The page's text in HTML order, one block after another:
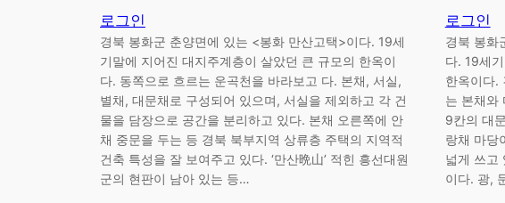
로그인
경북 봉화군 춘양면에 있는 <봉화 만산고택>이다. 19세
기말에 지어진 대지주계층이 살았던 큰 규모의 한옥이
다. 동쪽으로 흐르는 운곡천을 바라보고 다. 본채, 서실,
별채, 대문채로 구성되어 있으며, 서실을 제외하고 각 건
물을 담장으로 공간을 분리하고 있다. 본채 오른쪽에 안
채 중문을 두는 등 경북 북부지역 상류층 주택의 지역적
건축 특성을 잘 보여주고 있다. ‘만산晩山’ 적힌 흥선대원
군의 현판이 남아 있는 등…
로그인
경북 봉화
다. 19세
한옥이다.
는 본채와
9칸의 대
랑채 마당
넓게 쓰고
이다. 광,